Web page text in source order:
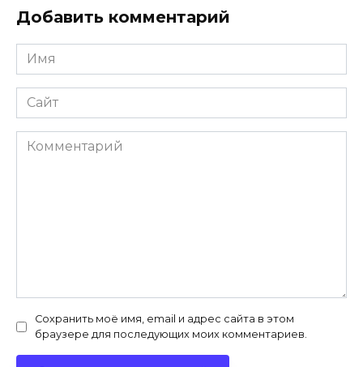
Добавить комментарий
Имя
*
Сайт
Комментарий
Сохранить моё имя, email и адрес сайта в этом
браузере для последующих моих комментариев.